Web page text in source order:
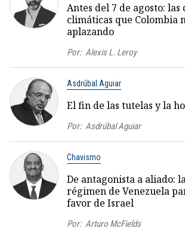
Antes del 7 de agosto: las
climáticas que Colombia
aplazando
Por: Alexis L. Leroy
Asdrúbal Aguiar
El fin de las tutelas y la
Por: Asdrúbal Aguiar
Chavismo
De antagonista a aliado:
régimen de Venezuela
favor de Israel
Por: Arturo McFields